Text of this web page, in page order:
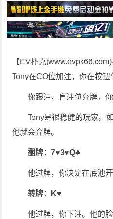
【EV扑克(www.evpk66.com)
Tony在CO位加注，你在按钮
你跟注，盲注位弃牌。
Tony是很稳健的玩家。
他就会弃牌。
翻牌：7♥3♥Q♣
他过牌，你决定在底池
转牌：K♥
他过牌，你下注。他的